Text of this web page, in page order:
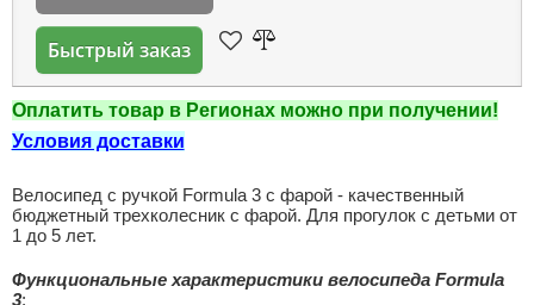
Быстрый заказ
Оплатить товар в Регионах можно при получении!
Условия доставки
Велосипед с ручкой Formula 3 с фарой - качественный
бюджетный трехколесник с фарой. Для прогулок с детьми от
1 до 5 лет.
Функциональные характеристики велосипеда Formula
3: